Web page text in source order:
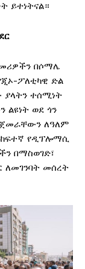
ይተነትናል።
በሶማሌ
ፖለቲካዊ ድል
ያላትን ተሰሚነት
ልዩነት ወደ ጎን
ለዓለም
ከፍተኛ የዲፕሎማሲ
በማስወገድ፣
መሰረት